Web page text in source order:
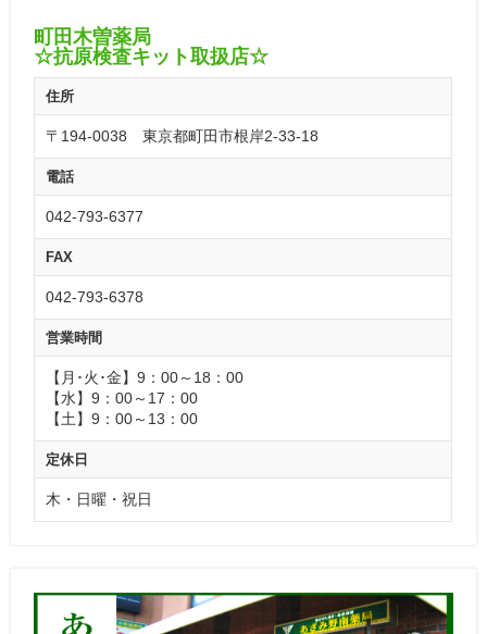
町田木曽薬局
☆抗原検査キット取扱店☆
住所
〒194-0038 東京都町田市根岸2-33-18
電話
042-793-6377
FAX
042-793-6378
営業時間
【月･火･金】9：00～18：00
【水】9：00～17：00
【土】9：00～13：00
定休日
木・日曜・祝日